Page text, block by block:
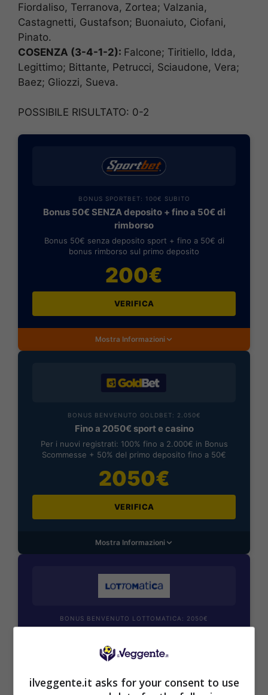
Fiordaliso, Terranova, Zortea; Valzania,
Castagnetti, Gustafson; Buonaiuto, Ciofani,
Pinato.
COSENZA (3-4-1-2): Falcone; Tiritiello, Idda,
Legittimo; Bittante, Petrucci, Sciaudone, Vera;
Baez; Gliozzi, Sueva.
POSSIBILE RISULTATO: 0-2
BONUS SPORTBET: 100€ SUBITO
Bonus 50€ SENZA deposito + fino a 50€ di
rimborso
Bonus 50€ senza deposito sport + fino a 50€ di
bonus rimborso sul primo deposito
200€
VERIFICA
Mostra Informazioni
BONUS BENVENUTO GOLDBET: 2.050€
Fino a 2050€ sport e casino
Per i nuovi registrati: 100% fino a 2.000€ in Bonus
Scommesse + 50% del primo deposito fino a 50€
2050€
VERIFICA
Mostra Informazioni
BONUS BENVENUTO LOTTOMATICA: 2050€
Per i nuovi utenti della piattaforma: 100% fino a 50€ in
Bonus Scommesse + 100% fino a 2000€ in Bonus
ilveggente.it asks for your consent to use